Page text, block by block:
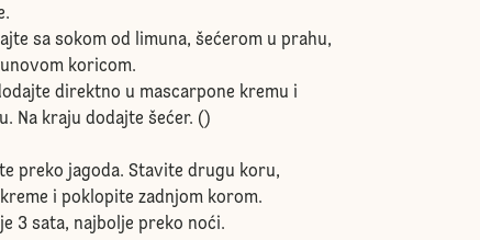
sa sokom od limuna, šećerom u prahu,
koricom.
direktno u mascarpone kremu i
Na kraju dodajte šećer. ()
preko jagoda. Stavite drugu koru,
i poklopite zadnjom korom.
3 sata, najbolje preko noći.